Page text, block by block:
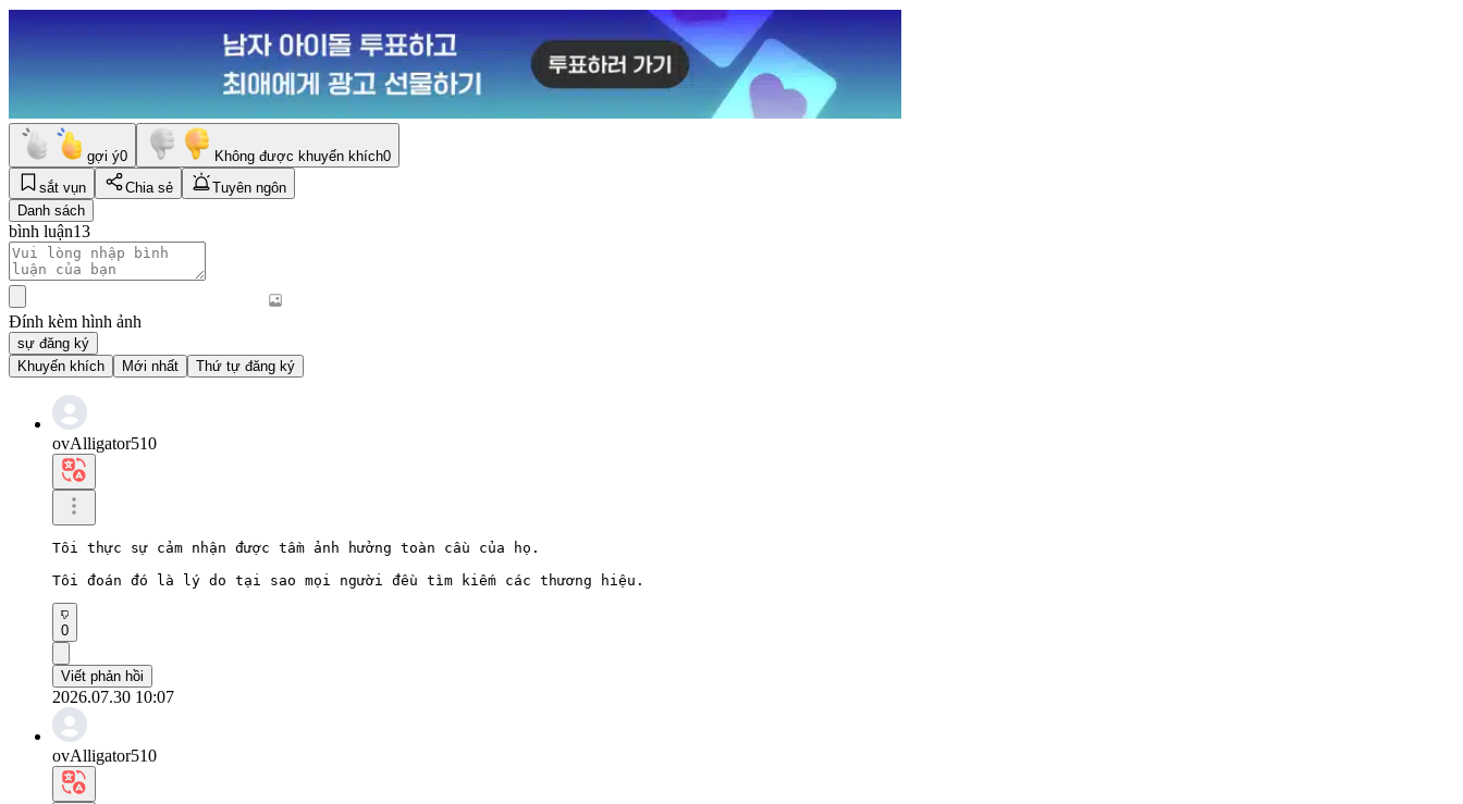
gợi ý0 Không được khuyến khích0
sắt vụn
Chia sẻ
Tuyên ngôn
Danh sách
bình luận13
Đính kèm hình ảnh
sự đăng ký
Khuyến khích
Mới nhất Thứ tự đăng ký
ovAlligator510
Tôi thực sự cảm nhận được tầm ảnh hưởng toàn cầu của họ.
Tôi đoán đó là lý do tại sao mọi người đều tìm kiếm các thương hiệu.
0
Viết phản hồi
2026.07.30 10:07
ovAlligator510